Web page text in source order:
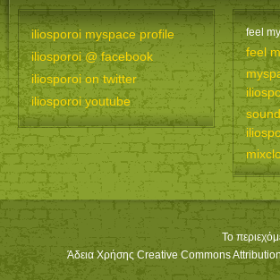
iliosporoi myspace profile
iliosporoi @ facebook
iliosporoi on twitter
iliosporoi youtube
feel
feel
Το
Άδεια Χρήσης Creative Commons